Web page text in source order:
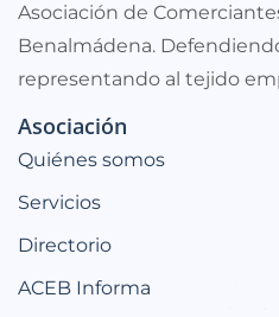
Asociación de
Benalmádena.
representando al tejido
Asociación
Quiénes somos
Servicios
Directorio
ACEB Informa